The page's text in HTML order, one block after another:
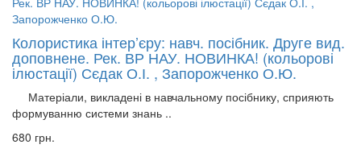
Колористика інтер’єру: навч. посібник. Друге вид.
доповнене. Рек. ВР НАУ. НОВИНКА! (кольорові
ілюстації) Сєдак О.І. , Запорожченко О.Ю.
Матеріали, викладені в навчальному посібнику, сприяють
формуванню системи знань ..
680 грн.